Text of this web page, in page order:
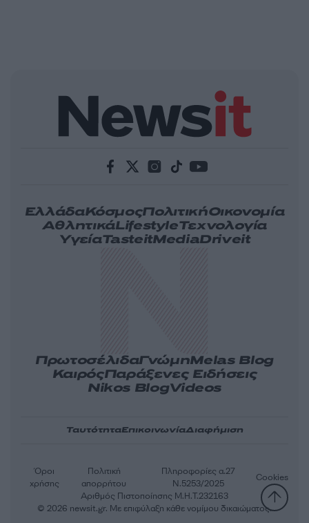
ΕλλάδαΚόσμοςΠολιτικήΟικονομία
ΑθλητικάLifestyleΤεχνολογία
ΥγείαTasteitMediaDriveit
ΠρωτοσέλιδαΓνώμηMelas Blog
ΚαιρόςΠαράξενες Ειδήσεις
Nikos BlogVideos
ΤαυτότηταΕπικοινωνίαΔιαφήμιση
Αριθμός Πιστοποίησης Μ.Η.Τ.232163
Όροι
χρήσης
Πολιτική
απορρήτου
Πληροφορίες α.27
Ν.5253/2025
Cookies
© 2026 newsit.gr. Με επιφύλαξη κάθε νομίμου δικαιώματος.